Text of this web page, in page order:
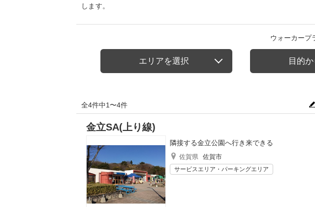
します。
ウォーカープ
エリアを選択 目的
全4件中1〜4件
金立SA(上り線)
隣接する金立公園へ行き来できる
佐賀県 佐賀市
サービスエリア・パーキングエリア